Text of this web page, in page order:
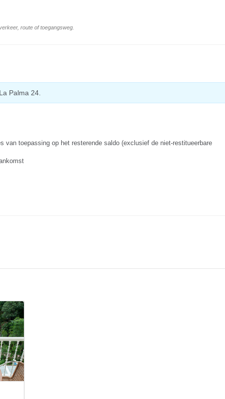
route of toegangsweg.
Palma 24.
van toepassing op het resterende saldo (exclusief de niet-restitueerbare